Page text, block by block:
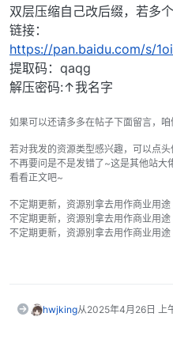
双层压缩自己改后缀，若多
链接：
https://pan.baidu.com/s/
提取码：qaqg
解压密码:↑我名字
如果可以还请多多在帖子下面留言，
若对我发的资源类型感兴趣，可以点
不再要问是不是发错了~这是其他站大
看看正文吧~
不定期更新，资源别拿去用作商业用途
不定期更新，资源别拿去用作商业用途
不定期更新，资源别拿去用作商业用途
hwjking从2025年4月26日 上